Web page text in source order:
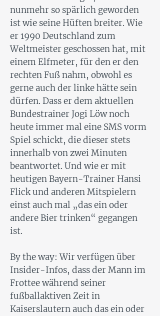
nunmehr so spärlich geworden
ist wie seine Hüften breiter. Wie
er 1990 Deutschland zum
Weltmeister geschossen hat, mit
einem Elfmeter, für den er den
rechten Fuß nahm, obwohl es
gerne auch der linke hätte sein
dürfen. Dass er dem aktuellen
Bundestrainer Jogi Löw noch
heute immer mal eine SMS vorm
Spiel schickt, die dieser stets
innerhalb von zwei Minuten
beantwortet. Und wie er mit
heutigen Bayern-Trainer Hansi
Flick und anderen Mitspielern
einst auch mal „das ein oder
andere Bier trinken“ gegangen
ist.
By the way: Wir verfügen über
Insider-Infos, dass der Mann im
Frottee während seiner
fußballaktiven Zeit in
Kaiserslautern auch das ein oder